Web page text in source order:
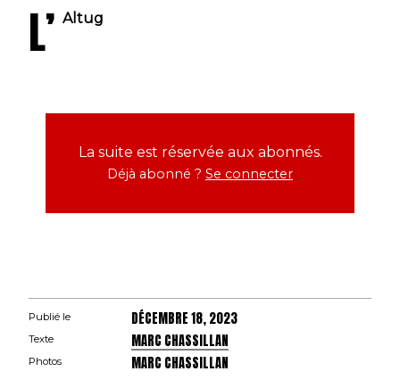
L’ Altug
La suite est réservée aux abonnés.
Déjà abonné ? Se connecter
Publié le DÉCEMBRE 18, 2023
Texte MARC CHASSILLAN
Photos MARC CHASSILLAN